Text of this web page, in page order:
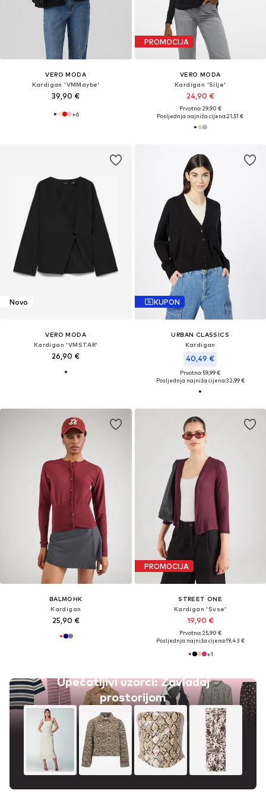
VERO MODA
Kardigan 'VMMaybe'
39,90 €
+6
PROMOCIJA
VERO MODA
Kardigan 'Silje'
24,90 €
Prvotno: 29,90 €
Posljednja najniža cijena:21,51 €
Novo
VERO MODA
Kardigan 'VMSTAR'
26,90 €
KUPON
URBAN CLASSICS
Kardigan
40,49 €
Prvotno: 59,99 €
Posljednja najniža cijena:32,99 €
BALMOHK
Kardigan
25,90 €
Upečatljivi uzorci: Zavladaj
prostorijom
PROMOCIJA
STREET ONE
Kardigan 'Suse'
19,90 €
Prvotno: 25,90 €
Posljednja najniža cijena:19,43 €
+1